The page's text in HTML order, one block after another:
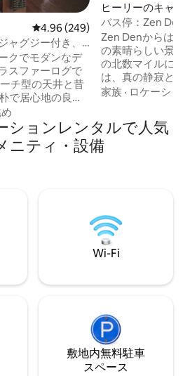
レビュー249件、5つ星中4.96つ
4.96 (249)
ャグジー付き、
ート、ベッド3台
クでモダンなデ
スファーログで
チ型の天井と昔
で居心地の良い
ます。 このキャ
をした後にリラッ
オアシスのよう
ックスして若返
ッチン、屋根付
ット、ジャグジ
ハンガー、リネ
ます。 このキャ
の
追加のアメニテ
利用いただける
。 ただし、予期
ヒーリーのキャン
ー・RV
バス停：Zen Den
ゾート）
Zen Denからは、
の素晴らしい景色が見
の北数マイルにひ
は、真の静寂と静
ナリ国立公園まで
乗馬、フライツ
さまざまなアウト
楽しめます。 長
です。この地域を
家族 · ロケーショ
ションレンタルで人気
ニティ・設備
Wi-Fi
敷地内無料駐⁠車
ス⁠ペ⁠ー⁠ス